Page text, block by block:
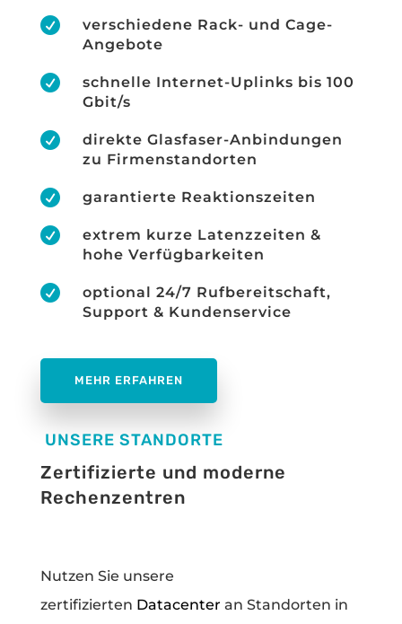

verschiedene Rack- und Cage-
Angebote

schnelle Internet-Uplinks bis 100
Gbit/s

direkte Glasfaser-Anbindungen
zu Firmenstandorten
 garantierte Reaktionszeiten

extrem kurze Latenzzeiten &
hohe Verfügbarkeiten

optional 24/7 Rufbereitschaft,
Support & Kundenservice
MEHR ERFAHREN
UNSERE STANDORTE
Zertifizierte und moderne
Rechenzentren
Nutzen Sie unsere
zertifizierten Datacenter an Standorten in